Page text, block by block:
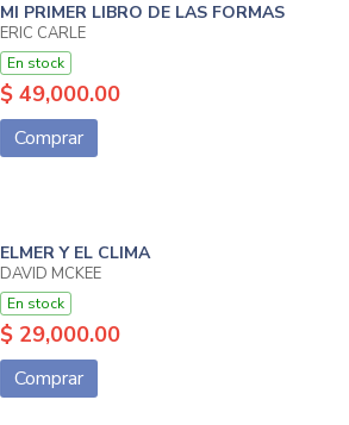
MI PRIMER LIBRO DE LAS FORMAS
ERIC CARLE
En stock
$ 49,000.00
Comprar
ELMER Y EL CLIMA
DAVID MCKEE
En stock
$ 29,000.00
Comprar